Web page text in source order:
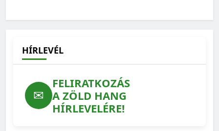
HÍRLEVÉL
✉
FELIRATKOZÁS
A ZÖLD HANG
HÍRLEVELÉRE!